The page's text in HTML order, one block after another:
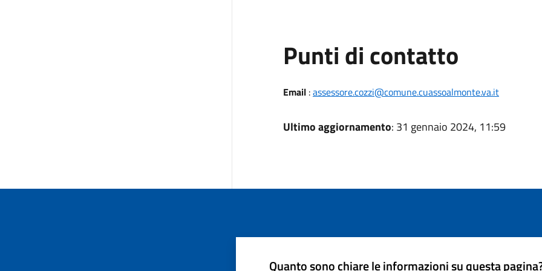
Punti di contatto
Email:assessore.cozzi@comune.cuassoalmonte.va.it
Ultimo aggiornamento: 31 gennaio 2024, 11:59
Quanto sono chiare le informazioni su questa